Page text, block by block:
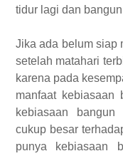
tidur lagi dan
Jika ada belum siap
setelah matahari
karena pada
manfaat kebiasaan
kebiasaan
cukup besar
punya kebiasaan